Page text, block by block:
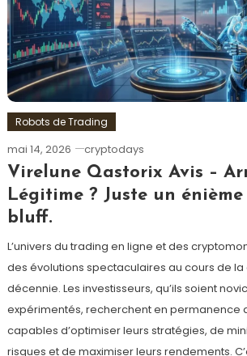
Robots de Trading
mai 14, 2026 cryptodays
Virelune Qastorix Avis –
Légitime ? Juste un
bluff.
L’univers du trading en ligne et des
des évolutions spectaculaires au cours de
décennie. Les investisseurs, qu’ils soient
expérimentés, recherchent en permanence
capables d’optimiser leurs stratégies, de
risques et de maximiser leurs rendements.